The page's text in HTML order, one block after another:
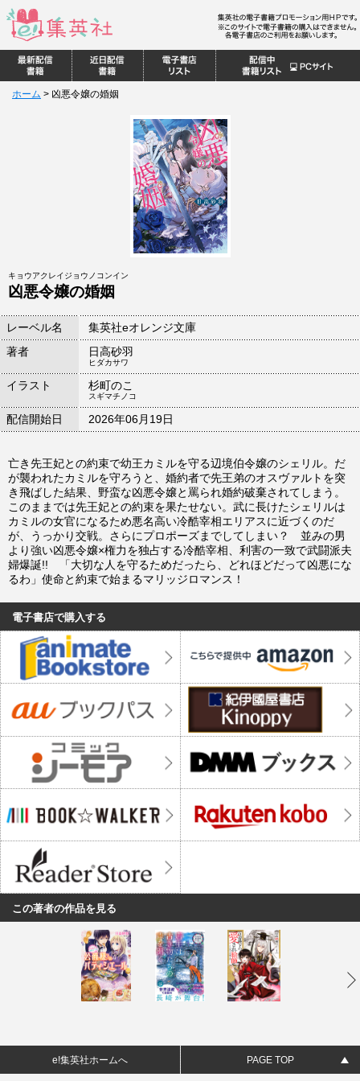
ホーム > 凶悪令嬢の婚姻
キョウアクレイジョウノコンイン
凶悪令嬢の婚姻
レーベル名
集英社eオレンジ文庫
著者
日高砂羽
ヒダカサワ
イラスト 杉町のこ
スギマチノコ
配信開始日 2026年06月19日
亡き先王妃との約束で幼王カミルを守る辺境伯令嬢のシェリル。だ
が襲われたカミルを守ろうと、婚約者で先王弟のオスヴァルトを突
き飛ばした結果、野蛮な凶悪令嬢と罵られ婚約破棄されてしまう。
このままでは先王妃との約束を果たせない。武に長けたシェリルは
カミルの女官になるため悪名高い冷酷宰相エリアスに近づくのだ
が、うっかり交戦。さらにプロポーズまでしてしまい？ 並みの男
より強い凶悪令嬢×権力を独占する冷酷宰相、利害の一致で武闘派夫
婦爆誕!! 「大切な人を守るためだったら、どれほどだって凶悪にな
るわ」使命と約束で始まるマリッジロマンス！
電子書店で購入する
この著者の作品を見る
e!集英社ホームへ PAGE TOP